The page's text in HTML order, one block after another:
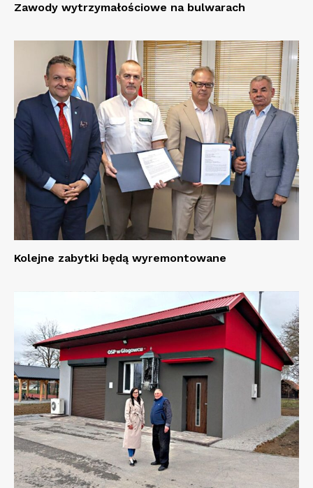
Zawody wytrzymałościowe na bulwarach
Kolejne zabytki będą wyremontowane